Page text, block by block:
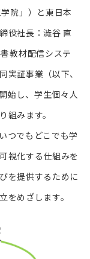
院」）と東日本
役社長：澁谷 直
教材配信システ
実証事業（以下、
始し、学生個々人
組みます。
つでもどこでも学
視化する仕組みを
を提供するために
をめざします。